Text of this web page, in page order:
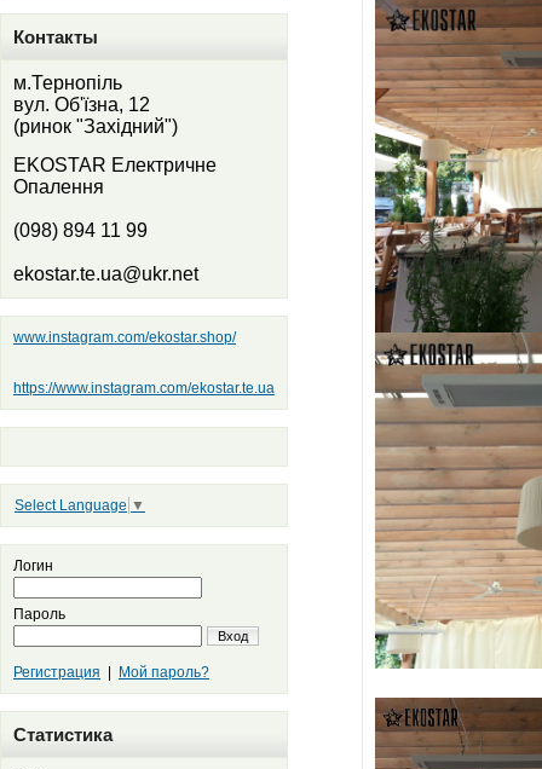
Контакты
м.Тернопіль
вул. Об'їзна, 12
(ринок "Західний")
EKOSTAR Електричне
Опалення
(098) 894 11 99
ekostar.te.ua@ukr.net
www.instagram.com/ekostar.shop/
https://www.instagram.com/ekostar.te.ua
Select Language ▼
Логин
Пароль
Вход
Регистрация Мой пароль?
Статистика